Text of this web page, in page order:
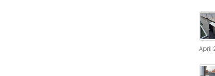
April